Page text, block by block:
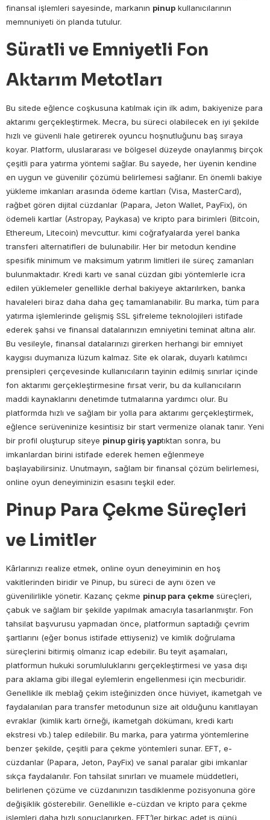
finansal işlemleri sayesinde, markanın pinup kullanıcılarının
memnuniyeti ön planda tutulur.
Süratli ve Emniyetli Fon
Aktarım Metotları
Bu sitede eğlence coşkusuna katılmak için ilk adım, bakiyenize para
aktarımı gerçekleştirmek. Mecra, bu süreci olabilecek en iyi şekilde
hızlı ve güvenli hale getirerek oyuncu hoşnutluğunu baş sıraya
koyar. Platform, uluslararası ve bölgesel düzeyde onaylanmış birçok
çeşitli para yatırma yöntemi sağlar. Bu sayede, her üyenin kendine
en uygun ve güvenilir çözümü belirlemesi sağlanır. En önemli bakiye
yükleme imkanları arasında ödeme kartları (Visa, MasterCard),
rağbet gören dijital cüzdanlar (Papara, Jeton Wallet, PayFix), ön
ödemeli kartlar (Astropay, Paykasa) ve kripto para birimleri (Bitcoin,
Ethereum, Litecoin) mevcuttur. kimi coğrafyalarda yerel banka
transferi alternatifleri de bulunabilir. Her bir metodun kendine
spesifik minimum ve maksimum yatırım limitleri ile süreç zamanları
bulunmaktadır. Kredi kartı ve sanal cüzdan gibi yöntemlerle icra
edilen yüklemeler genellikle derhal bakiyeye aktarılırken, banka
havaleleri biraz daha daha geç tamamlanabilir. Bu marka, tüm para
yatırma işlemlerinde gelişmiş SSL şifreleme teknolojileri istifade
ederek şahsi ve finansal datalarınızın emniyetini teminat altına alır.
Bu vesileyle, finansal datalarınızı girerken herhangi bir emniyet
kaygısı duymanıza lüzum kalmaz. Site ek olarak, duyarlı katılımcı
prensipleri çerçevesinde kullanıcıların tayinin edilmiş sınırlar içinde
fon aktarımı gerçekleştirmesine fırsat verir, bu da kullanıcıların
maddi kaynaklarını denetimde tutmalarına yardımcı olur. Bu
platformda hızlı ve sağlam bir yolla para aktarımı gerçekleştirmek,
eğlence serüveninize kesintisiz bir start vermenize olanak tanır. Yeni
bir profil oluşturup siteye pinup giriş yaptıktan sonra, bu
imkanlardan birini istifade ederek hemen eğlenmeye
başlayabilirsiniz. Unutmayın, sağlam bir finansal çözüm belirlemesi,
online oyun deneyiminizin esasını teşkil eder.
Pinup Para Çekme Süreçleri
ve Limitler
Kârlarınızı realize etmek, online oyun deneyiminin en hoş
vakitlerinden biridir ve Pinup, bu süreci de aynı özen ve
güvenilirlikle yönetir. Kazanç çekme pinup para çekme süreçleri,
çabuk ve sağlam bir şekilde yapılmak amacıyla tasarlanmıştır. Fon
tahsilat başvurusu yapmadan önce, platformun saptadığı çevrim
şartlarını (eğer bonus istifade ettiyseniz) ve kimlik doğrulama
süreçlerini bitirmiş olmanız icap edebilir. Bu teyit aşamaları,
platformun hukuki sorumluluklarını gerçekleştirmesi ve yasa dışı
para aklama gibi illegal eylemlerin engellenmesi için mecburidir.
Genellikle ilk meblağ çekim isteğinizden önce hüviyet, ikametgah ve
faydalanılan para transfer metodunun size ait olduğunu kanıtlayan
evraklar (kimlik kartı örneği, ikametgah dökümanı, kredi kartı
ekstresi vb.) talep edilebilir. Bu marka, para yatırma yöntemlerine
benzer şekilde, çeşitli para çekme yöntemleri sunar. EFT, e-
cüzdanlar (Papara, Jeton, PayFix) ve sanal paralar gibi imkanlar
sıkça faydalanılır. Fon tahsilat sınırları ve muamele müddetleri,
belirlenen çözüme ve cüzdanınızın tasdiklenme pozisyonuna göre
değişiklik gösterebilir. Genellikle e-cüzdan ve kripto para çekme
işlemleri daha hızlı sonuçlanırken, EFT’ler birkaç adet iş günü